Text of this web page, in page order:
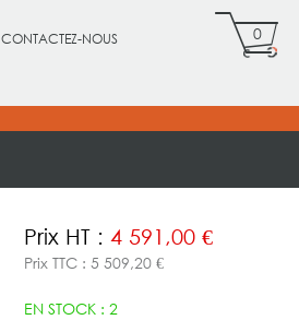
CONTACTEZ-NOUS 0
Prix HT : 4 591,00 €
Prix TTC : 5 509,20 €
EN STOCK : 2